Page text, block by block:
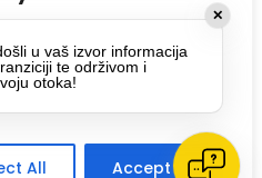
your browsing experience,
and analyze our
you consent to our use
All Accept All
Otoka te se
privatnosti.
✕
u vaš izvor informacija
te održivom i
otoka!